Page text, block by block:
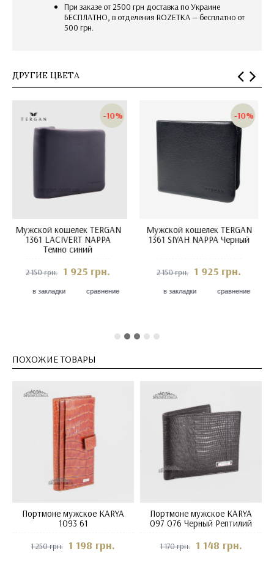
При заказе от 2500 грн доставка по Украине
БЕСПЛАТНО, в отделения ROZETKA — бесплатно от
500 грн.
ДРУГИЕ ЦВЕТА
-10%
Мужской кошелек TERGAN
1361 SIYAH NAPPA / 22TABA
NAPPA
2 150 грн. 1 925 грн.
в закладки сравнение
-10%
Мужской кошелек TERGAN
1361 SIYAH NAPPA/GRI
2 150 грн. 1 925 грн.
в закладки сравнение
ПОХОЖИЕ ТОВАРЫ
Портмоне мужское KARYA
1093 61
1 250 грн. 1 198 грн.
Портмоне мужское KARYA
097 076 Черный Рептилий
1 170 грн. 1 148 грн.